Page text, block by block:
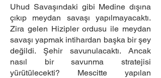
Uhud Savaşındaki gibi Medine dışına
çıkıp meydan savaşı yapılmayacaktı.
Zira gelen Hizipler ordusu ile meydan
savaşı yapmak intihardan başka bir şey
değildi. Şehir savunulacaktı. Ancak
nasıl bir savunma stratejisi
yürütülecekti? Mescitte yapılan